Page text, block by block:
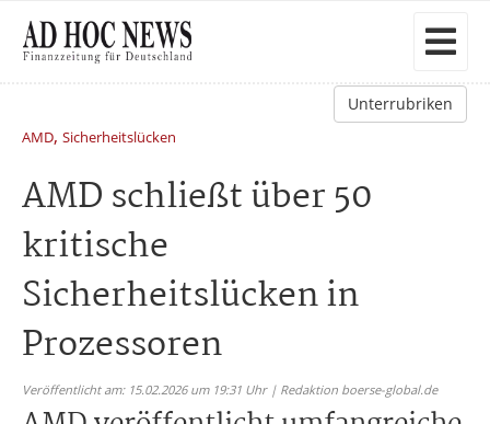
Unterrubriken
AMD, Sicherheitslücken
AMD schließt über 50
kritische
Sicherheitslücken in
Prozessoren
Veröffentlicht am: 15.02.2026 um 19:31 Uhr | Redaktion boerse-global.de